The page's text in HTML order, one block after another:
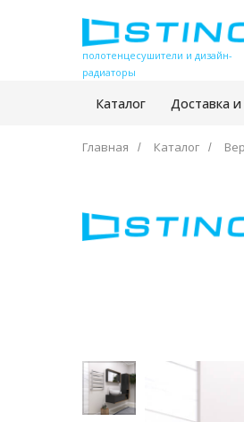
полотенцесушители и дизайн-
радиаторы
Каталог Доставка
Главная / Каталог /